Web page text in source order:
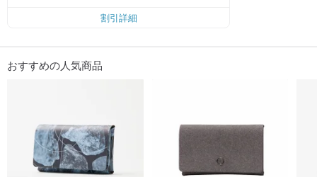
の方法をも見つめ直します。割引詳細
おすすめの人気商品